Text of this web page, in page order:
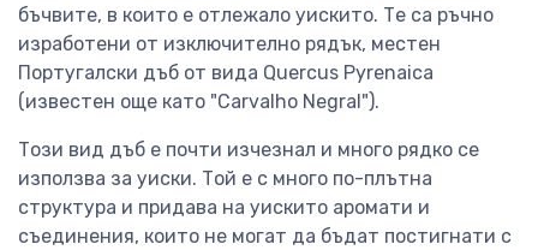
бъчвите, в които е отлежало уискито. Те са ръчно
изработени от изключително рядък, местен
Португалски дъб от вида Quercus Pyrenaica
(известен още като "Carvalho Negral").
Този вид дъб е почти изчезнал и много рядко се
използва за уиски. Той е с много по-плътна
структура и придава на уискито аромати и
съединения, които не могат да бъдат постигнати с